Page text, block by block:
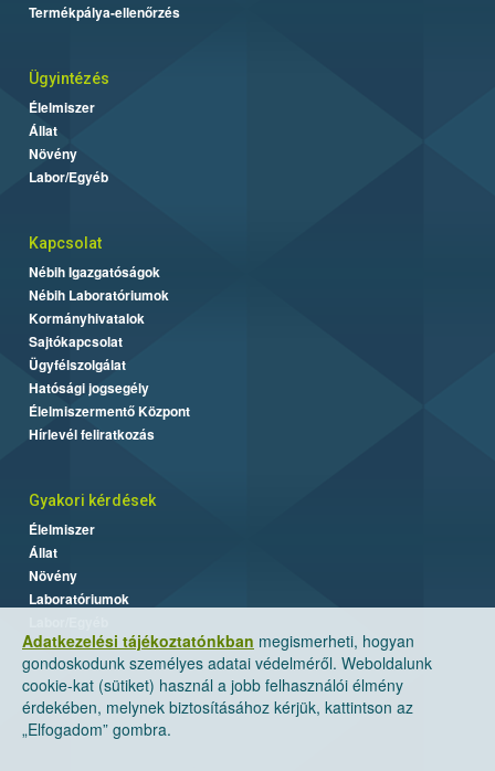
Adatkezelési tájékoztatónkban megismerheti, hogyan
gondoskodunk személyes adatai védelméről. Weboldalunk
cookie-kat (sütiket) használ a jobb felhasználói élmény
érdekében, melynek biztosításához kérjük, kattintson az
„Elfogadom” gombra.
Termékpálya-ellenőrzés
Ügyintézés
Élelmiszer
Állat
Növény
Labor/Egyéb
Kapcsolat
Nébih Igazgatóságok
Nébih Laboratóriumok
Kormányhivatalok
Sajtókapcsolat
Ügyfélszolgálat
Hatósági jogsegély
Élelmiszermentő Központ
Hírlevél feliratkozás
Gyakori kérdések
Élelmiszer
Állat
Növény
Laboratóriumok